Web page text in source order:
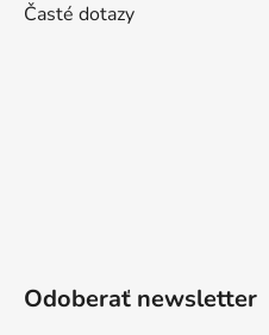
Časté dotazy
Odoberať newsletter